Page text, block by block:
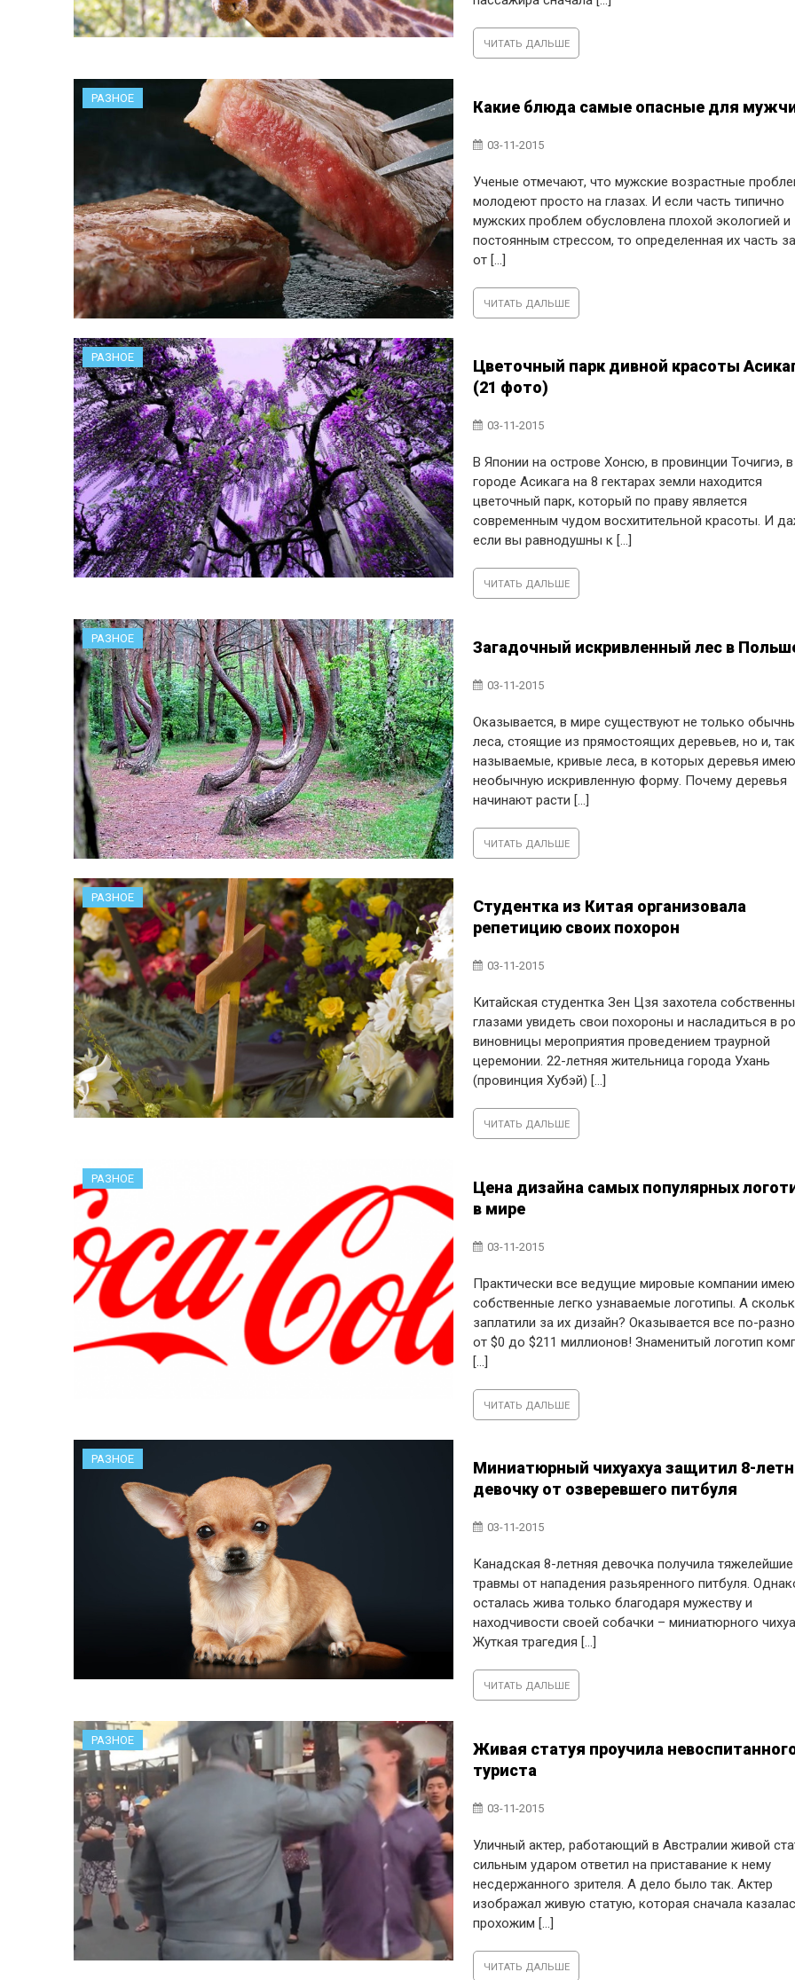
ЧИТАТЬ ДАЛЬШЕ
РАЗНОЕ Какие блюда самые опасные для
03-11-2015
Ученые отмечают, что мужские возрастные
молодеют просто на глазах. И если часть типично
мужских проблем обусловлена плохой экологией и
постоянным стрессом, то определенная их часть
от [...]
ЧИТАТЬ ДАЛЬШЕ
РАЗНОЕ
Цветочный парк дивной красоты
(21 фото)
03-11-2015
В Японии на острове Хонсю, в провинции Точигиэ, в
городе Асикага на 8 гектарах земли находится
цветочный парк, который по праву является
современным чудом восхитительной красоты. И
если вы равнодушны к [...]
ЧИТАТЬ ДАЛЬШЕ
РАЗНОЕ Загадочный искривленный лес в
03-11-2015
Оказывается, в мире существуют не только
леса, стоящие из прямостоящих деревьев, но и, так
называемые, кривые леса, в которых деревья
необычную искривленную форму. Почему деревья
начинают расти [...]
ЧИТАТЬ ДАЛЬШЕ
РАЗНОЕ
Студентка из Китая организовала
репетицию своих похорон
03-11-2015
Китайская студентка Зен Цзя захотела
глазами увидеть свои похороны и насладиться в
виновницы мероприятия проведением траурной
церемонии. 22-летняя жительница города Ухань
(провинция Хубэй) [...]
ЧИТАТЬ ДАЛЬШЕ
РАЗНОЕ
Цена дизайна самых популярных
в мире
03-11-2015
Практически все ведущие мировые компании
собственные легко узнаваемые логотипы. А
заплатили за их дизайн? Оказывается все по-
от $0 до $211 миллионов! Знаменитый логотип
[...]
ЧИТАТЬ ДАЛЬШЕ
РАЗНОЕ
Миниатюрный чихуахуа защитил 8-
девочку от озверевшего питбуля
03-11-2015
Канадская 8-летняя девочка получила тяжелейшие
травмы от нападения разьяренного питбуля.
осталась жива только благодаря мужеству и
находчивости своей собачки – миниатюрного
Жуткая трагедия [...]
ЧИТАТЬ ДАЛЬШЕ
РАЗНОЕ
Живая статуя проучила
туриста
03-11-2015
Уличный актер, работающий в Австралии живой
сильным ударом ответил на приставание к нему
несдержанного зрителя. А дело было так. Актер
изображал живую статую, которая сначала
прохожим [...]
ЧИТАТЬ ДАЛЬШЕ